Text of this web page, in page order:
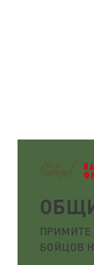
ПРИМИТЕ
БОЙЦОВ